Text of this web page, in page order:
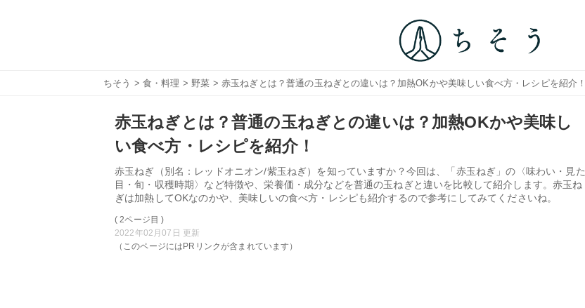
ちそう > 食・料理 > 野菜 > 赤玉ねぎとは？普通の玉ねぎとの違いは？加熱OKかや美味しい食べ方・レシピを紹介！
赤玉ねぎとは？普通の玉ねぎとの違いは？加熱OKかや美味し
い食べ方・レシピを紹介！
赤玉ねぎ（別名：レッドオニオン/紫玉ねぎ）を知っていますか？今回は、「赤玉ねぎ」の〈味わい・見た
目・旬・収穫時期〉など特徴や、栄養価・成分などを普通の玉ねぎと違いを比較して紹介します。赤玉ね
ぎは加熱してOKなのかや、美味しいの食べ方・レシピも紹介するので参考にしてみてくださいね。
( 2ページ目 )
2022年02月07日 更新
（このページにはPRリンクが含まれています）